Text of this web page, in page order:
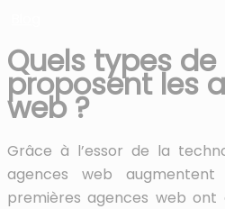
Quels types
proposent les
web ?
Grâce à l’essor de la
agences web
premières agences web ont